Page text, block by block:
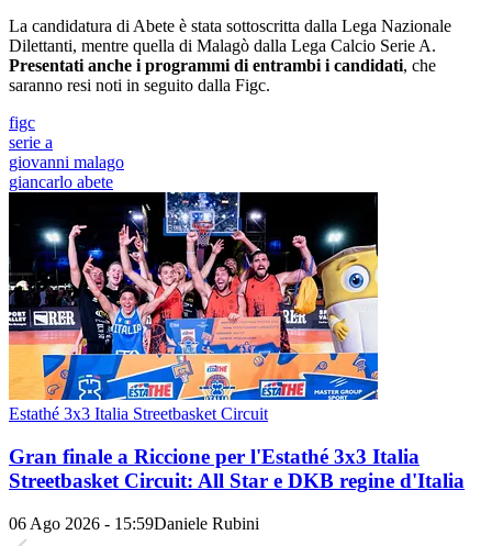
La candidatura di Abete è stata sottoscritta dalla Lega Nazionale
Dilettanti, mentre quella di Malagò dalla Lega Calcio Serie A.
Presentati anche i programmi di entrambi i candidati, che
saranno resi noti in seguito dalla Figc.
figc
serie a
giovanni malago
giancarlo abete
Estathé 3x3 Italia Streetbasket Circuit
Gran finale a Riccione per l'Estathé 3x3 Italia
Streetbasket Circuit: All Star e DKB regine d'Italia
06 Ago 2026 - 15:59Daniele Rubini